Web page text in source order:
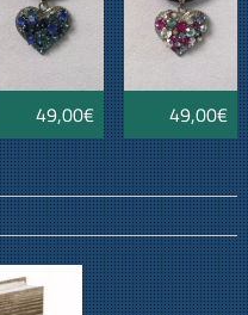
49,00€ 49,00€